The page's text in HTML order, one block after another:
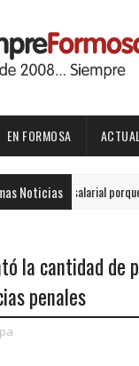
EN FORMOSA
Noticiassalarial porque
la cantidad de
penales